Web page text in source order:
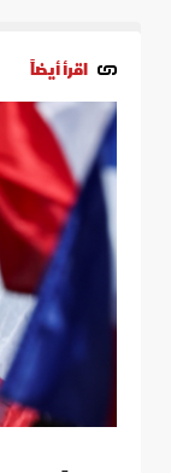
اقرأ أيضاً